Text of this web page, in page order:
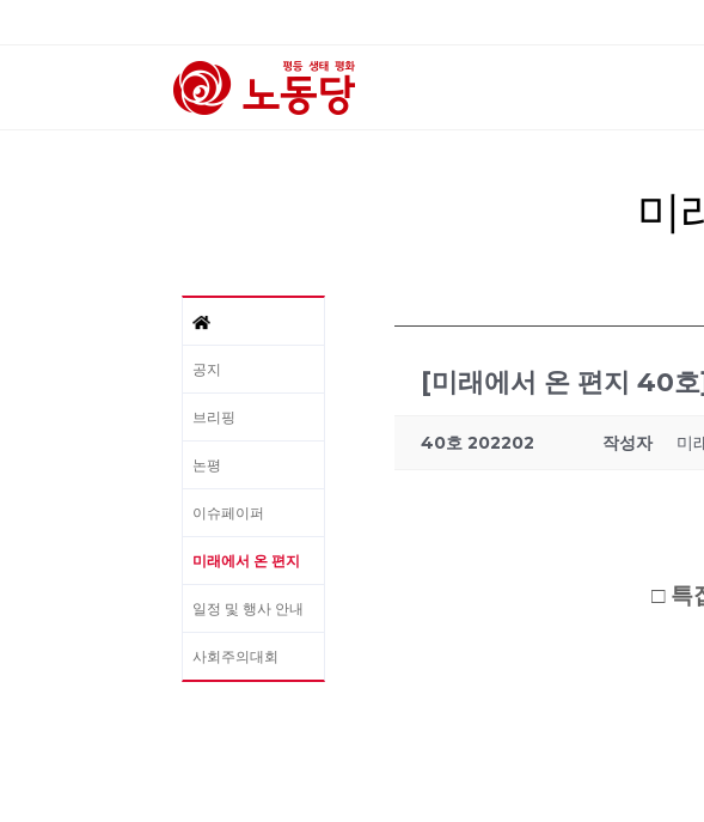
미
공지
브리핑
논평
이슈페이퍼
미래에서 온 편지
일정 및 행사 안내
사회주의대회
[미래에서 온 편지 40
40호 202202 작성자 미
□ 특